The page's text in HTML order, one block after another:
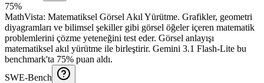
75%
MathVista: Matematiksel Görsel Akıl Yürütme. Grafikler, geometri
diyagramları ve bilimsel şekiller gibi görsel öğeler içeren matematik
problemlerini çözme yeteneğini test eder. Görsel anlayışı
matematiksel akıl yürütme ile birleştirir. Gemini 3.1 Flash-Lite bu
benchmark'ta 75% puan aldı.
SWE-Bench